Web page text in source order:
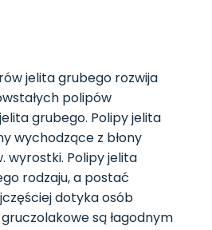
jelita grubego rozwija
polipów
grubego. Polipy jelita
wychodzące z błony
wyrostki. Polipy jelita
rodzaju, a postać
dotyka osób
są łagodnym